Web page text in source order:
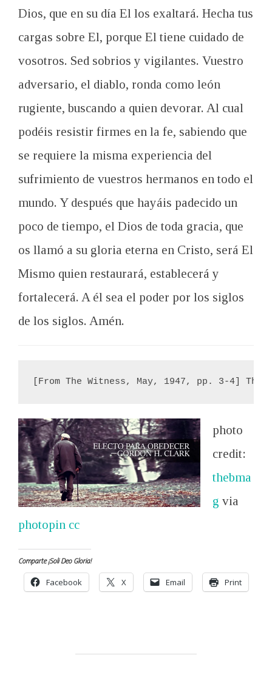
Dios, que en su día El los exaltará. Hecha tus
cargas sobre El, porque El tiene cuidado de
vosotros. Sed sobrios y vigilantes. Vuestro
adversario, el diablo, ronda como león
rugiente, buscando a quien devorar. Al cual
podéis resistir firmes en la fe, sabiendo que
se requiere la misma experiencia del
sufrimiento de vuestros hermanos en todo el
mundo. Y después que hayáis padecido un
poco de tiempo, el Dios de toda gracia, que
os llamó a su gloria eterna en Cristo, será El
Mismo quien restaurará, establecerá y
fortalecerá. A él sea el poder por los siglos
de los siglos. Amén.
[From The Witness, May, 1947, pp. 3-4]
photo
credit:
thebma
g via
photopin cc
Comparte ¡Soli Deo Gloria!
Facebook X Email Print